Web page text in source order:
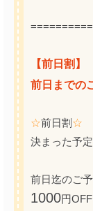
【前日割】
前日までの
☆前日割 ☆
決まった予
前日迄のご
1000円OFF